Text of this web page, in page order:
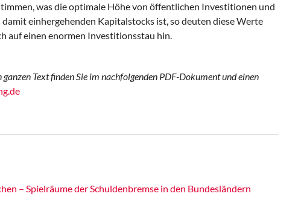
was die optimale Höhe von öffentlichen Investitionen und
damit einhergehenden Kapitalstocks ist, so deuten diese Werte
auf einen enormen Investitionsstau hin.
ganzen Text finden Sie im nachfolgenden PDF-Dokument und einen
– Spielräume der Schuldenbremse in den Bundesländern